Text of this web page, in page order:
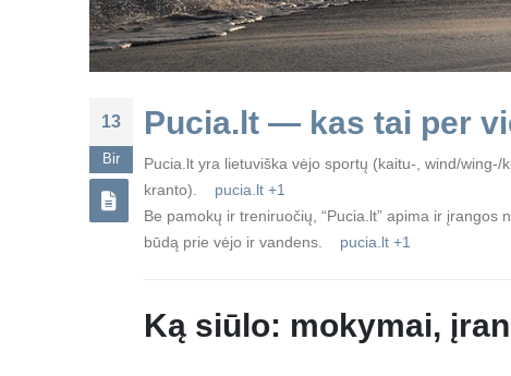
13
Bir
Pucia.lt — kas tai per
Pucia.lt yra lietuviška vėjo sportų (kaitu-, wind/
kranto).
pucia.lt +1
Be pamokų ir treniruočių, “Pucia.lt” apima ir
būdą prie vėjo ir vandens.
pucia.lt +1
Ką siūlo: mokymai,